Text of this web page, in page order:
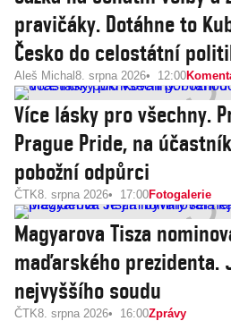
pravičáky. Dotáhne to
Česko do celostátní
Aleš Michal 8. srpna 2026 12:00
Více lásky pro všechny.
Prague Pride, na
pobožní odpůrci
ČTK8. srpna 2026 17:00Fotogalerie
Magyarova Tisza
maďarského prezidenta.
nejvyššího soudu
ČTK8. srpna 2026 16:00Zprávy